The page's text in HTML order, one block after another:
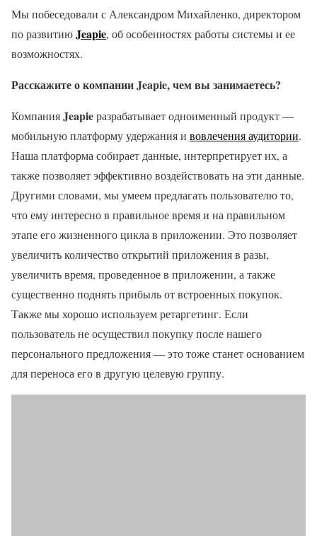
Мы побеседовали с Александром Михайленко, директором
по развитиюJeapie, об особенностях работы системы и ее
возможностях.
Расскажите о компании Jeapie, чем вы занимаетесь?
КомпанияJeapieразрабатывает одноименный продукт —
мобильную платформу удержания и вовлечения аудитории.
Наша платформа собирает данные, интерпретирует их, а
также позволяет эффективно воздействовать на эти данные.
Другими словами, мы умеем предлагать пользователю то,
что ему интересно в правильное время и на правильном
этапе его жизненного цикла в приложении. Это позволяет
увеличить количество открытий приложения в разы,
увеличить время, проведенное в приложении, а также
существенно поднять прибыль от встроенных покупок.
Также мы хорошо используем ретаргетинг. Если
пользователь не осуществил покупку после нашего
персонального предложения — это тоже станет основанием
для переноса его в другую целевую группу.